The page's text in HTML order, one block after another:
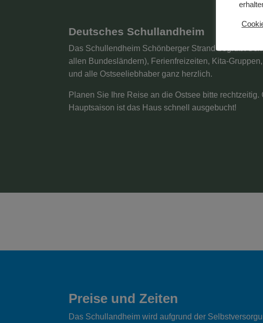
Deutsches Schullandheim
Das Schullendheim Schönberger Strand begrüßt
allen Bundesländern), Ferienfreizeiten, Kita-
und alle Ostseeliebhaber ganz herzlich.
Planen Sie Ihre Reise an die Ostsee bitte rechtzeitig.
Hauptsaison ist das Haus schnell ausgebucht!
Preise und Zeiten
Das Schullandheim wird aufgrund der